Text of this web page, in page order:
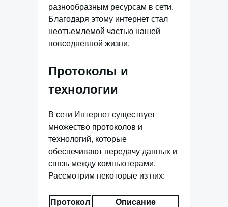
разнообразным ресурсам в сети.
Благодаря этому интернет стал
неотъемлемой частью нашей
повседневной жизни.
Протоколы и
технологии
В сети Интернет существует
множество протоколов и
технологий, которые
обеспечивают передачу данных и
связь между компьютерами.
Рассмотрим некоторые из них:
Протокол Описание